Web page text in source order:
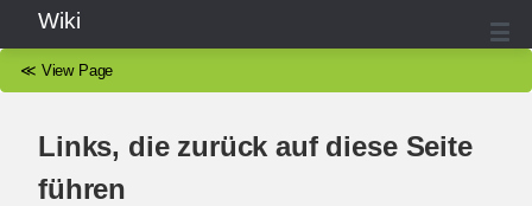
Wiki
≪ View Page
Links, die zurück auf diese Seite
führen